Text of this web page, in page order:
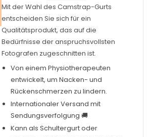
Regulärer
Preis
Verkaufspreis
Mit der Wahl des Camstrap-Gurts
entscheiden Sie sich für ein
Qualitätsprodukt, das auf die
Bedürfnisse der anspruchsvollsten
Fotografen zugeschnitten ist.
Von einem Physiotherapeuten
entwickelt, um Nacken- und
Rückenschmerzen zu lindern.
Internationaler Versand mit
Sendungsverfolgung 🚚
Kann als Schultergurt oder